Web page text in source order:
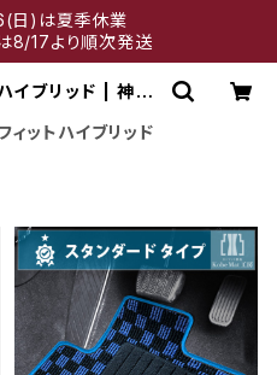
日)は夏季休業
8/17より順次発送
イブリッド | 神戸
ィットハイブリッド